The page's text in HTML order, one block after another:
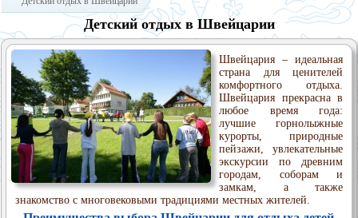
Детский отдых в Швейцарии
Швейцария – идеальная
страна для ценителей
комфортного отдыха.
Швейцария прекрасна в
любое время года:
лучшие горнолыжные
курорты, природные
пейзажи, увлекательные
экскурсии по древним
городам, соборам и
замкам, а также
знакомство с многовековыми традициями местных жителей.